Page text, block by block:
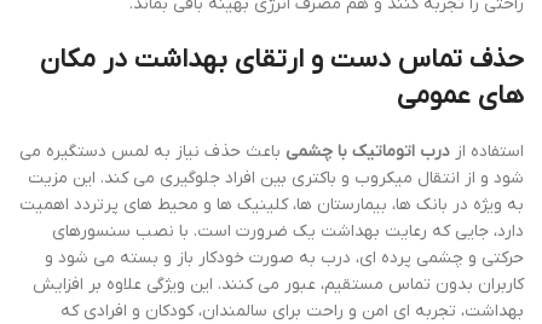
حذف تماس دست و ارتقای بهداشت در مکان
های عمومی
استفاده از درب اتوماتیک با چشمی باعث حذف نیاز به لمس دستگیره می
شود و از انتقال میکروب و باکتری بین افراد جلوگیری می کند. این مزیت
به ویژه در بانک ها، بیمارستان ها، کلینیک ها و محیط های پرتردد اهمیت
دارد، جایی که رعایت بهداشت یک ضرورت است. با نصب سنسورهای
حرکتی و چشمی پرده ای، درب به صورت خودکار باز و بسته می شود و
کاربران بدون تماس مستقیم، عبور می کنند. این ویژگی علاوه بر افزایش
بهداشت، تجربه ای امن و راحت برای سالمندان، کودکان و افرادی که